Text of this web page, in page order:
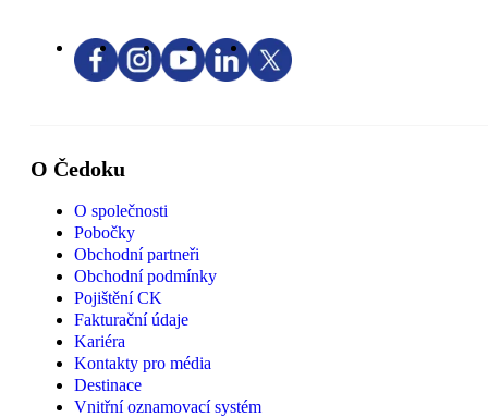
O Čedoku
O společnosti
Pobočky
Obchodní partneři
Obchodní podmínky
Pojištění CK
Fakturační údaje
Kariéra
Kontakty pro média
Destinace
Vnitřní oznamovací systém